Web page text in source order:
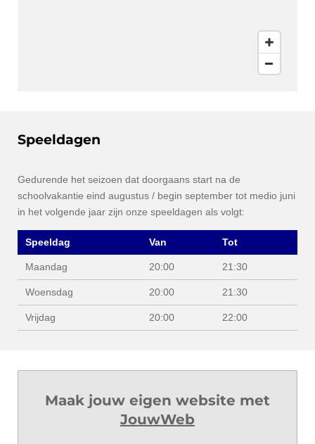
Speeldagen
Gedurende het seizoen dat doorgaans start na de
schoolvakantie eind augustus / begin september tot medio juni
in het volgende jaar zijn onze speeldagen als volgt:
Speeldag Van Tot
Maandag 20:00 21:30
Woensdag 20:00 21:30
Vrijdag 20:00 22:00
Maak jouw eigen website met
JouwWeb